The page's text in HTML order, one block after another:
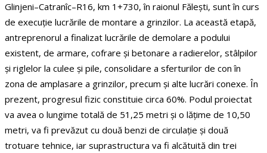
Glinjeni–Catranîc–R16, km 1+730, în raionul Fălești, sunt în curs
de execuție lucrările de montare a grinzilor. La această etapă,
antreprenorul a finalizat lucrările de demolare a podului
existent, de armare, cofrare și betonare a radierelor, stâlpilor
și riglelor la culee și pile, consolidare a sferturilor de con în
zona de amplasare a grinzilor, precum și alte lucrări conexe. În
prezent, progresul fizic constituie circa 60%. Podul proiectat
va avea o lungime totală de 51,25 metri și o lățime de 10,50
metri, va fi prevăzut cu două benzi de circulație și două
trotuare tehnice, iar suprastructura va fi alcătuită din trei